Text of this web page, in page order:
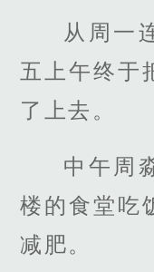
从周一
五上午终于
了上去。
中午周
楼的食堂吃
减肥。